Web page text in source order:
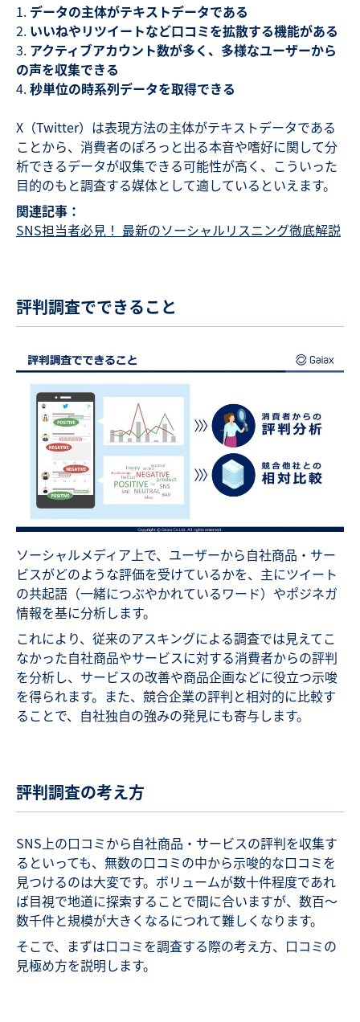
データの主体がテキストデータである
いいねやリツイートなど口コミを拡散する機能がある
アクティブアカウント数が多く、多様なユーザーから
の声を収集できる
秒単位の時系列データを取得できる
X（Twitter）は表現方法の主体がテキストデータである
ことから、消費者のぽろっと出る本音や嗜好に関して分
析できるデータが収集できる可能性が高く、こういった
目的のもと調査する媒体として適しているといえます。
関連記事：
SNS担当者必見！ 最新のソーシャルリスニング徹底解説
評判調査でできること
ソーシャルメディア上で、ユーザーから自社商品・サー
ビスがどのような評価を受けているかを、主にツイート
の共起語（一緒につぶやかれているワード）やポジネガ
情報を基に分析します。
これにより、従来のアスキングによる調査では見えてこ
なかった自社商品やサービスに対する消費者からの評判
を分析し、サービスの改善や商品企画などに役立つ示唆
を得られます。また、競合企業の評判と相対的に比較す
ることで、自社独自の強みの発見にも寄与します。
評判調査の考え方
SNS上の口コミから自社商品・サービスの評判を収集す
るといっても、無数の口コミの中から示唆的な口コミを
見つけるのは大変です。ボリュームが数十件程度であれ
ば目視で地道に探索することで間に合いますが、数百～
数千件と規模が大きくなるにつれて難しくなります。
そこで、まずは口コミを調査する際の考え方、口コミの
見極め方を説明します。